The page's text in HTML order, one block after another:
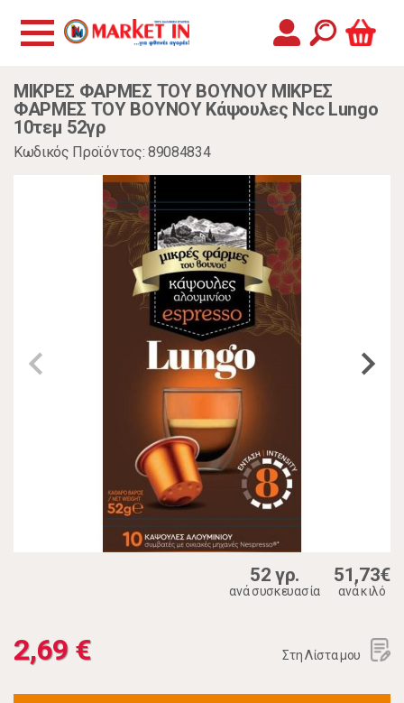
ΜΙΚΡΕΣ ΦΑΡΜΕΣ ΤΟΥ ΒΟΥΝΟΥ ΜΙΚΡΕΣ
ΦΑΡΜΕΣ ΤΟΥ ΒΟΥΝΟΥ Κάψουλες Ncc Lungo
10τεμ 52γρ
Κωδικός Προϊόντος: 89084834
52 γρ.
ανά συσκευασία
51,73€
ανά κιλό
2,69 € Στη Λίστα μου